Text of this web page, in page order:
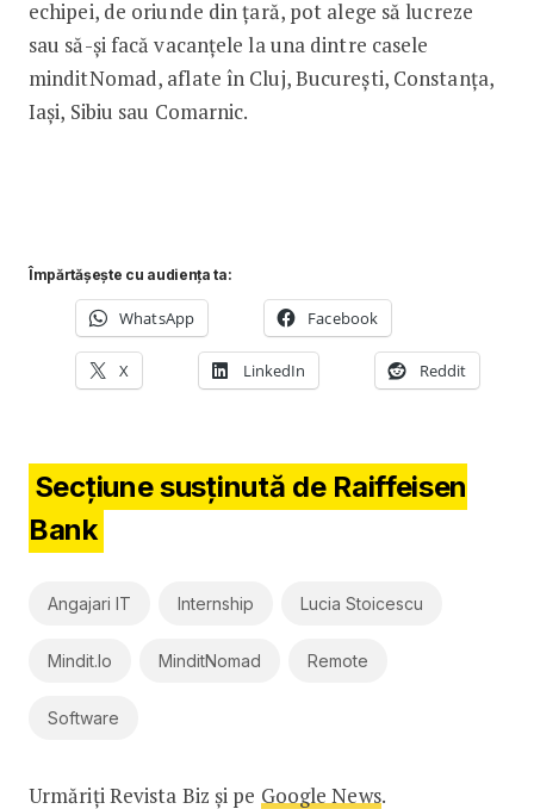
echipei, de oriunde din țară, pot alege să lucreze
sau să-și facă vacanțele la una dintre casele
minditNomad, aflate în Cluj, București, Constanța,
Iași, Sibiu sau Comarnic.
Împărtășește cu audiența ta:
WhatsApp Facebook
X LinkedIn Reddit
Secțiune susținută de Raiffeisen
Bank
Angajari IT Internship Lucia Stoicescu
Mindit.io MinditNomad Remote
Software
Urmăriți Revista Biz și pe Google News.